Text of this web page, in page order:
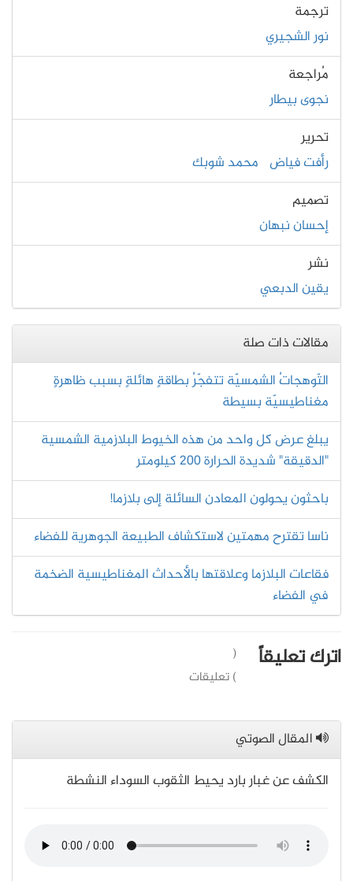
ترجمة
نور الشجيري
مُراجعة
نجوى بيطار
تحرير
رأفت فياض محمد شوبك
تصميم
إحسان نبهان
نشر
يقين الدبعي
مقالات ذات صلة
التّوهجاتُ الشمسيّة تتفجّرُ بطاقةٍ هائلةٍ بسبب ظاهرةٍ
مغناطيسيّة بسيطة
يبلغ عرض كل واحد من هذه الخيوط البلازمية الشمسية
"الدقيقة" شديدة الحرارة 200 كيلومتر
باحثون يحولون المعادن السائلة إلى بلازما!
ناسا تقترح مهمتين لاستكشاف الطبيعة الجوهرية للفضاء
فقاعات البلازما وعلاقتها بالأحداث المغناطيسية الضخمة
في الفضاء
اترك تعليقاً
(
) تعليقات
المقال الصوتي
الكشف عن غبار بارد يحيط الثقوب السوداء النشطة